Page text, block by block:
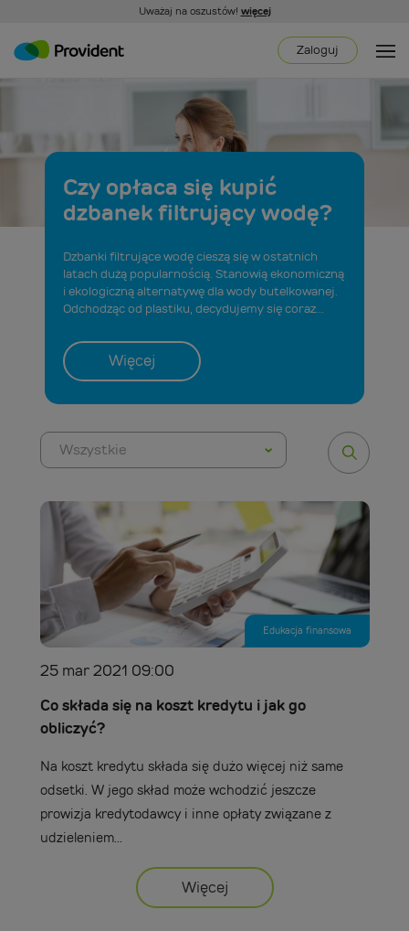
Uważaj na oszustów! więcej
Zaloguj
Czy opłaca się kupić
dzbanek filtrujący wodę?
Dzbanki filtrujące wodę cieszą się w ostatnich
latach dużą popularnością. Stanowią ekonomiczną
i ekologiczną alternatywę dla wody butelkowanej.
Odchodząc od plastiku, decydujemy się coraz...
Więcej
Wszystkie
Edukacja finansowa
25 mar 2021 09:00
Co składa się na koszt kredytu i jak go
obliczyć?
Na koszt kredytu składa się dużo więcej niż same
odsetki. W jego skład może wchodzić jeszcze
prowizja kredytodawcy i inne opłaty związane z
udzieleniem...
Więcej